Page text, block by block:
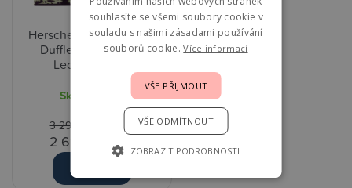
Herschel Supply Strand
Duffle Diaper Bag -
Leopard Wave
Skladem
3 299,00 Kč -18%
2 699,00 Kč
souhlasíte se všemi soubory cookie v
souladu s našimi zásadami používání
souborů cookie.Více informací
VŠE PŘIJMOUT
VŠE ODMÍTNOUT
ZOBRAZIT PODROBNOSTI